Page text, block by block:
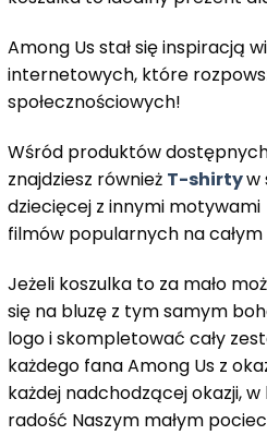
Among Us stał się inspiracją
internetowych, które
społecznościowych!
Wśród produktów
znajdziesz również T-shirtyw
dziecięcej z innymi
filmów popularnych na całym
Jeżeli koszulka to za mało
się na bluzę z tym samym
logo i skompletować cały
każdego fana Among Us z
każdej nadchodzącej okazji,
radość Naszym małym